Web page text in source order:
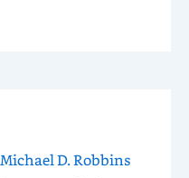
Michael D. Robbins